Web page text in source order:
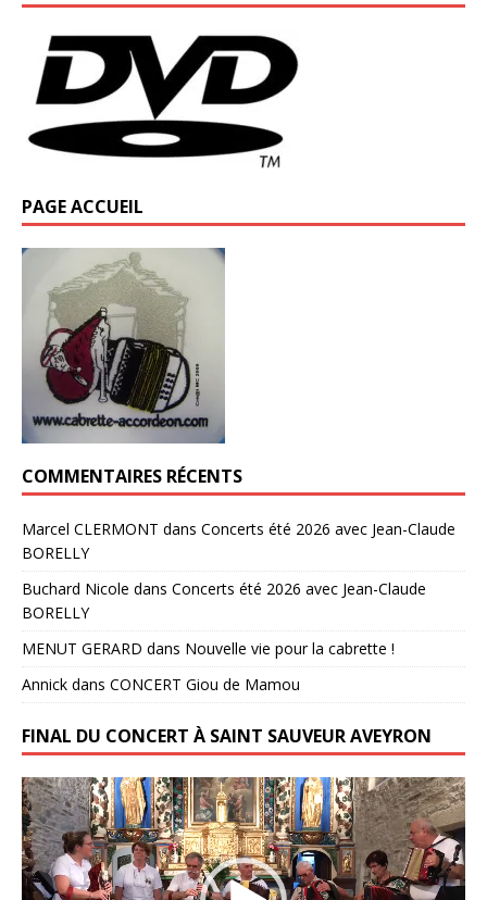
PAGE ACCUEIL
COMMENTAIRES RÉCENTS
Marcel CLERMONT dans Concerts été 2026 avec Jean-Claude
BORELLY
Buchard Nicole dans Concerts été 2026 avec Jean-Claude
BORELLY
MENUT GERARD dans Nouvelle vie pour la cabrette !
Annick dans CONCERT Giou de Mamou
FINAL DU CONCERT À SAINT SAUVEUR AVEYRON
Lecteur
vidéo